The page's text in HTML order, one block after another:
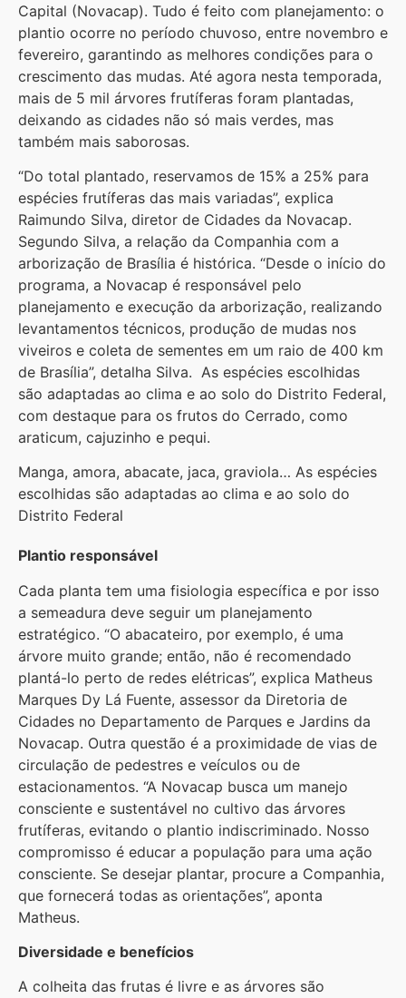
Capital (Novacap). Tudo é feito com planejamento: o
plantio ocorre no período chuvoso, entre novembro e
fevereiro, garantindo as melhores condições para o
crescimento das mudas. Até agora nesta temporada,
mais de 5 mil árvores frutíferas foram plantadas,
deixando as cidades não só mais verdes, mas
também mais saborosas.
“Do total plantado, reservamos de 15% a 25% para
espécies frutíferas das mais variadas”, explica
Raimundo Silva, diretor de Cidades da Novacap.
Segundo Silva, a relação da Companhia com a
arborização de Brasília é histórica. “Desde o início do
programa, a Novacap é responsável pelo
planejamento e execução da arborização, realizando
levantamentos técnicos, produção de mudas nos
viveiros e coleta de sementes em um raio de 400 km
de Brasília”, detalha Silva. As espécies escolhidas
são adaptadas ao clima e ao solo do Distrito Federal,
com destaque para os frutos do Cerrado, como
araticum, cajuzinho e pequi.
Manga, amora, abacate, jaca, graviola… As espécies
escolhidas são adaptadas ao clima e ao solo do
Distrito Federal
Plantio responsável
Cada planta tem uma fisiologia específica e por isso
a semeadura deve seguir um planejamento
estratégico. “O abacateiro, por exemplo, é uma
árvore muito grande; então, não é recomendado
plantá-lo perto de redes elétricas”, explica Matheus
Marques Dy Lá Fuente, assessor da Diretoria de
Cidades no Departamento de Parques e Jardins da
Novacap. Outra questão é a proximidade de vias de
circulação de pedestres e veículos ou de
estacionamentos. “A Novacap busca um manejo
consciente e sustentável no cultivo das árvores
frutíferas, evitando o plantio indiscriminado. Nosso
compromisso é educar a população para uma ação
consciente. Se desejar plantar, procure a Companhia,
que fornecerá todas as orientações”, aponta
Matheus.
Diversidade e benefícios
A colheita das frutas é livre e as árvores são